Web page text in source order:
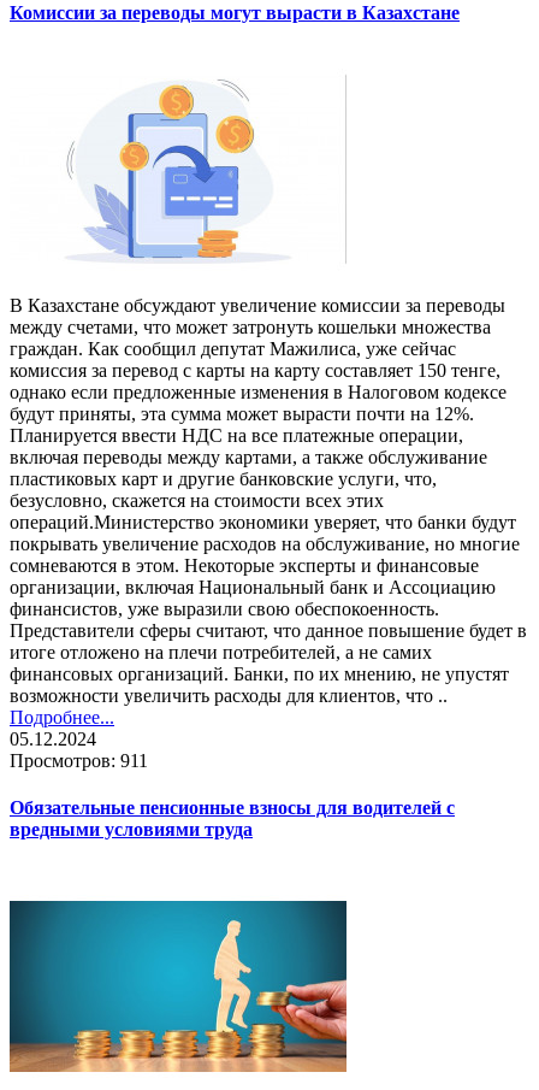
Комиссии за переводы могут вырасти в Казахстане
В Казахстане обсуждают увеличение комиссии за переводы
между счетами, что может затронуть кошельки множества
граждан. Как сообщил депутат Мажилиса, уже сейчас
комиссия за перевод с карты на карту составляет 150 тенге,
однако если предложенные изменения в Налоговом кодексе
будут приняты, эта сумма может вырасти почти на 12%.
Планируется ввести НДС на все платежные операции,
включая переводы между картами, а также обслуживание
пластиковых карт и другие банковские услуги, что,
безусловно, скажется на стоимости всех этих
операций.Министерство экономики уверяет, что банки будут
покрывать увеличение расходов на обслуживание, но многие
сомневаются в этом. Некоторые эксперты и финансовые
организации, включая Национальный банк и Ассоциацию
финансистов, уже выразили свою обеспокоенность.
Представители сферы считают, что данное повышение будет в
итоге отложено на плечи потребителей, а не самих
финансовых организаций. Банки, по их мнению, не упустят
возможности увеличить расходы для клиентов, что ..
Подробнее...
05.12.2024
Просмотров: 911
Обязательные пенсионные взносы для водителей с
вредными условиями труда